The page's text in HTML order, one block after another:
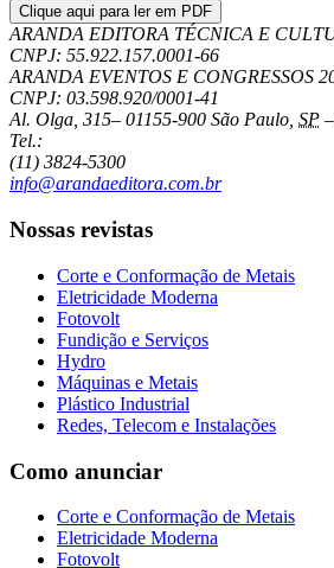
Clique aqui para ler em PDF
ARANDA EDITORA TÉCNICA E
CNPJ: 55.922.157.0001-66
ARANDA EVENTOS E CONGRESSOS
CNPJ: 03.598.920/0001-41
Al. Olga, 315– 01155-900 São Paulo, SP –
Tel.:
(11) 3824-5300
info@arandaeditora.com.br
Nossas revistas
Corte e Conformação de Metais
Eletricidade Moderna
Fotovolt
Fundição e Serviços
Hydro
Máquinas e Metais
Plástico Industrial
Redes, Telecom e Instalações
Como anunciar
Corte e Conformação de Metais
Eletricidade Moderna
Fotovolt